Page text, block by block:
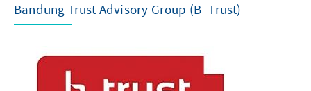
Bandung Trust Advisory Group (B_Trust)